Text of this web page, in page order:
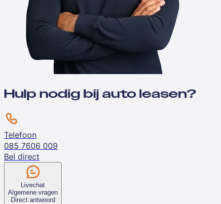
Hulp nodig bij auto leasen?
Telefoon
085 7606 009
Bel direct
Livechat
Algemene vragen
Direct antwoord